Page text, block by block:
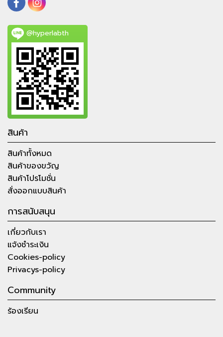
@hyperlabth
สินค้า
สินค้าทั้งหมด
สินค้าของขวัญ
สินค้าโปรโมชั่น
สั่งออกแบบสินค้า
การสนับสนุน
เกี่ยวกับเรา
แจ้งชำระเงิน
Cookies-policy
Privacys-policy
Community
ร้องเรียน